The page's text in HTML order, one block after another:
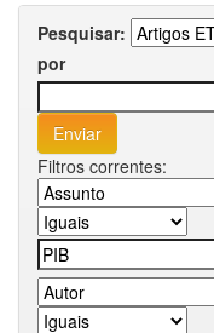
Pesquisar:
por
Filtros correntes: